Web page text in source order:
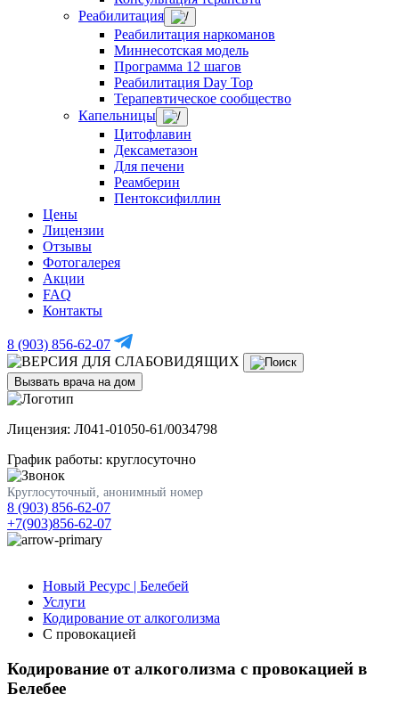
Реабилитация
Реабилитация наркоманов
Миннесотская модель
Программа 12 шагов
Реабилитация Day Top
Терапевтическое сообщество
Капельницы
Цитофлавин
Дексаметазон
Для печени
Реамберин
Пентоксифиллин
Цены
Лицензии
Отзывы
Фотогалерея
Акции
FAQ
Контакты
8 (903) 856-62-07
Вызвать врача на дом
Лицензия: Л041-01050-61/0034798
График работы: круглосуточно
Круглосуточный, анонимный номер
8 (903) 856-62-07
+7(903)856-62-07
Новый Ресурс | Белебей
Услуги
Кодирование от алкоголизма
С провокацией
Кодирование от алкоголизма с провокацией в
Белебее